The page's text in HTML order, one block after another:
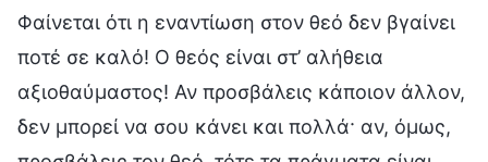
Φαίνεται ότι η εναντίωση στον θεό δεν βγαίνει
ποτέ σε καλό! Ο θεός είναι στ’ αλήθεια
αξιοθαύμαστος! Αν προσβάλεις κάποιον άλλον,
δεν μπορεί να σου κάνει και πολλά· αν, όμως,